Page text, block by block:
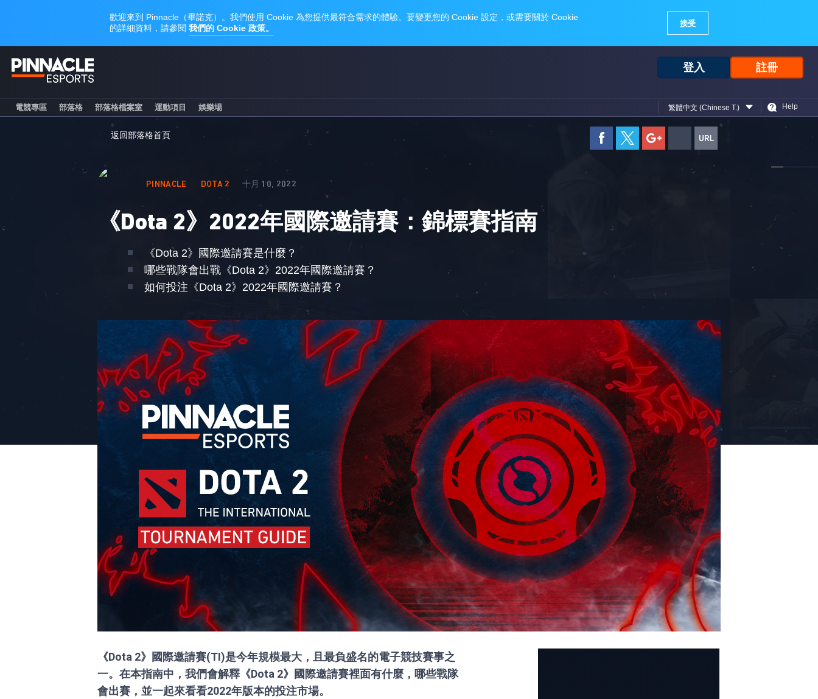
登入 註冊
電競專區 部落格 部落格檔案室 運動項目 娛樂場 繁體中文 (Chinese T.) Help
返回部落格首頁
PINNACLE DOTA 2 十月 10, 2022
《Dota 2》2022年國際邀請賽：錦標賽指南
《Dota 2》國際邀請賽是什麼？
哪些戰隊會出戰《Dota 2》2022年國際邀請賽？
如何投注《Dota 2》2022年國際邀請賽？
《Dota 2》國際邀請賽(TI)是今年規模最大，且最負盛名的電子競技賽事之
一。在本指南中，我們會解釋《Dota 2》國際邀請賽裡面有什麼，哪些戰隊
會出賽，並一起來看看2022年版本的投注市場。